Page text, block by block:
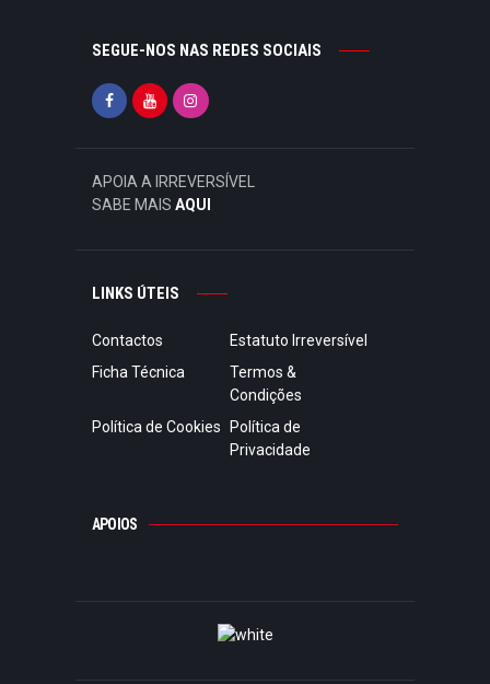
SEGUE-NOS NAS REDES SOCIAIS
APOIA A IRREVERSÍVEL
SABE MAIS AQUI
LINKS ÚTEIS
Contactos
Estatuto Irreversível
Ficha Técnica
Termos &
Condições
Política de Cookies
Política de
Privacidade
APOIOS